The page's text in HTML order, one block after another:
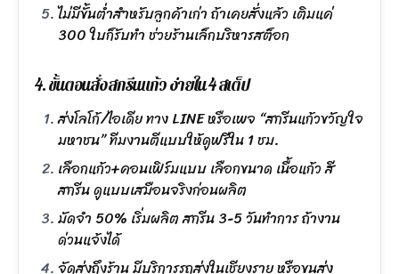
ไม่มีขั้นต่ำสำหรับลูกค้าเก่า ถ้าเคยสั่งแล้ว เติมแค่
300 ใบก็รับทำ ช่วยร้านเล็กบริหารสต็อก
4. ขั้นตอนสั่งสกรีนแก้ว ง่ายใน 4 สเต็ป
ส่งโลโก้/ไอเดีย ทาง LINE หรือเพจ “สกรีนแก้วขวัญใจ
มหาชน” ทีมงานตีแบบให้ดูฟรีใน 1 ชม.
เลือกแก้ว+คอนเฟิร์มแบบ เลือกขนาด เนื้อแก้ว สี
สกรีน ดูแบบเสมือนจริงก่อนผลิต
มัดจำ 50% เริ่มผลิต สกรีน 3-5 วันทำการ ถ้างาน
ด่วนแจ้งได้
จัดส่งถึงร้าน มีบริการรถส่งในเชียงราย หรือขนส่ง